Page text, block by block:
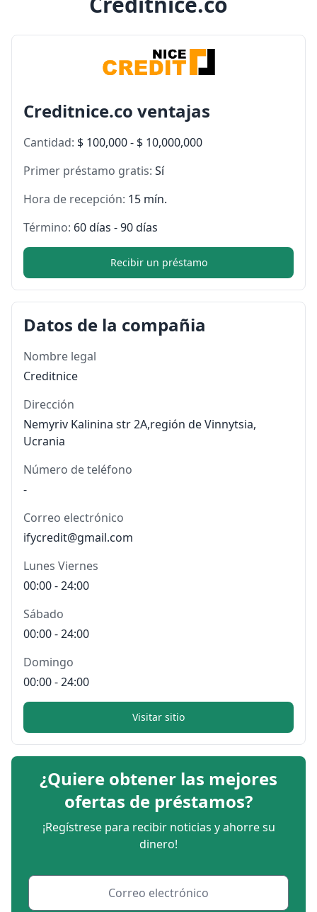
Creditnice.co ventajas
Cantidad: $ 100,000 - $ 10,000,000
Primer préstamo gratis: Sí
Hora de recepción: 15 mín.
Término: 60 días - 90 días
Recibir un préstamo
Datos de la compañia
Nombre legal
Creditnice
Dirección
Nemyriv Kalinina str 2A,región de Vinnytsia,
Ucrania
Número de teléfono
-
Correo electrónico
ifycredit@gmail.com
Lunes Viernes
00:00 - 24:00
Sábado
00:00 - 24:00
Domingo
00:00 - 24:00
Visitar sitio
¿Quiere obtener las mejores
ofertas de préstamos?
¡Regístrese para recibir noticias y ahorre su
dinero!